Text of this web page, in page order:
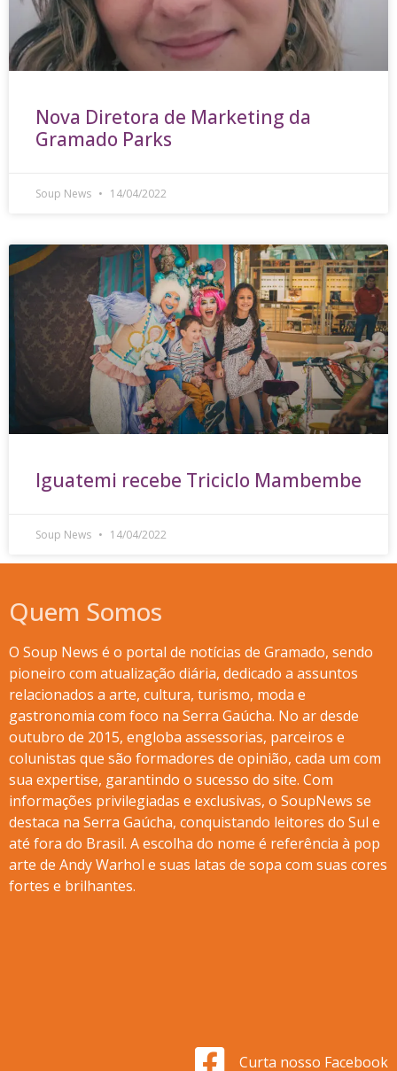
Nova Diretora de Marketing da
Gramado Parks
Soup News 14/04/2022
Iguatemi recebe Triciclo Mambembe
Soup News 14/04/2022
Quem Somos
O Soup News é o portal de notícias de Gramado, sendo
pioneiro com atualização diária, dedicado a assuntos
relacionados a arte, cultura, turismo, moda e
gastronomia com foco na Serra Gaúcha. No ar desde
outubro de 2015, engloba assessorias, parceiros e
colunistas que são formadores de opinião, cada um com
sua expertise, garantindo o sucesso do site. Com
informações privilegiadas e exclusivas, o SoupNews se
destaca na Serra Gaúcha, conquistando leitores do Sul e
até fora do Brasil. A escolha do nome é referência à pop
arte de Andy Warhol e suas latas de sopa com suas cores
fortes e brilhantes.
Curta nosso Facebook